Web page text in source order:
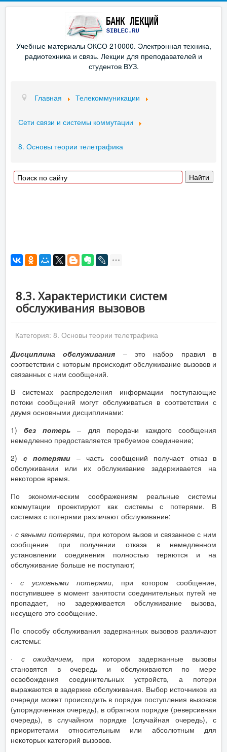
Учебные материалы ОКСО 210000. Электронная техника,
радиотехника и связь. Лекции для преподавателей и
студентов ВУЗ.
Главная Телекоммуникации
Сети связи и системы коммутации
8. Основы теории телетрафика
8.3. Характеристики систем
обслуживания вызовов
Категория: 8. Основы теории телетрафика
Дисциплина обслуживания – это набор правил в
соответствии с которым происходит обслуживание вызовов и
связанных с ним сообщений.
В системах распределения информации поступающие
потоки сообщений могут обслуживаться в соответствии с
двумя основными дисциплинами:
1)без потерь – для передачи каждого сообщения
немедленно предоставляется требуемое соединение;
2) с потерями – часть сообщений получает отказ в
обслуживании или их обслуживание задерживается на
некоторое время.
По экономическим соображениям реальные системы
коммутации проектируют как системы с потерями. В
системах с потерями различают обслуживание:
· с явными потерями, при котором вызов и связанное с ним
сообщение при получении отказа в немедленном
установлении соединения полностью теряются и на
обслуживание больше не поступают;
·с условными потерями, при котором сообщение,
поступившее в момент занятости соединительных путей не
пропадает, но задерживается обслуживание вызова,
несущего это сообщение.
По способу обслуживания задержанных вызовов различают
системы:
· с ожиданием, при котором задержанные вызовы
становятся в очередь и обслуживаются по мере
освобождения соединительных устройств, а потери
выражаются в задержке обслуживания. Выбор источников из
очереди может происходить в порядке поступления вызовов
(упорядоченная очередь), в обратном порядке (реверсивная
очередь), в случайном порядке (случайная очередь), с
приоритетами относительным или абсолютным для
некоторых категорий вызовов.